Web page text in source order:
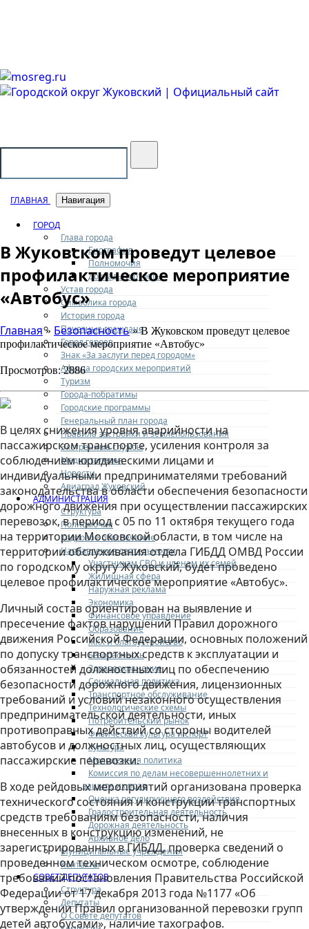
ГЛАВНАЯ Навигация
ГОРОД
Глава города
Биография
Полномочия
Доклады и отчеты
Устав города
Символика города
История города
Почетные граждане
Город героев
Знак «За заслуги перед городом»
Афиша городских мероприятий
Туризм
Города-побратимы
Городские программы
Генеральный план города
Правила застройки и землепользования
Экстренные службы
Медиа галерея
Новости
Авиаград Жуковский
АДМИНИСТРАЦИЯ
Структура
Полномочия
Кадровое обеспечение
Направления деятельности
Участникам СВО и членам их семей
Жилищная сфера
Наружная реклама
Экономика
Финансовое управление
Образование
ЖКХ и благоустройство
Безопасность
Здравоохранение
Социальная политика
Транспортное обслуживание
Технологические схемы
Потребительский рынок
Физическая культура и спорт
Культура
Молодежная политика
Комиссия по делам несовершеннолетних и
защите их прав
Оценка регулирующего воздействия
Градостроительная деятельность
Дорожная деятельность
Архивное дело
Муниципальные учреждения
Контакты
СОВЕТ ДЕПУТАТОВ
Структура
Депутаты
О Совете депутатов
В Жуковском проведут целевое
профилактическое мероприятие
«Автобус»
Главная» Безопасность» В Жуковском проведут целевое
профилактическое мероприятие «Автобус»
Просмотров: 2886
В целях снижения уровня аварийности на
пассажирском транспорте, усиления контроля за
соблюдением юридическими лицами и
индивидуальными предпринимателями требований
законодательства в области обеспечения безопасности
дорожного движения при осуществлении пассажирских
перевозок, в период с 05 по 11 октября текущего года
на территории Московской области, в том числе на
территории обслуживания отдела ГИБДД ОМВД России
по городскому округу Жуковский, будет проведено
целевое профилактическое мероприятие «Автобус».
Личный состав ориентирован на выявление и
пресечение фактов нарушений Правил дорожного
движения Российской Федерации, основных положений
по допуску транспортных средств к эксплуатации и
обязанностей должностных лиц по обеспечению
безопасности дорожного движения, лицензионных
требований и условий незаконного осуществления
предпринимательской деятельности, иных
противоправных действий со стороны водителей
автобусов и должностных лиц, осуществляющих
пассажирские перевозки.
В ходе рейдовых мероприятий организована проверка
технического состояния и конструкции транспортных
средств требованиям безопасности, наличия
внесенных в конструкцию изменений, не
зарегистрированных в ГИБДД, проверка сведений о
проведенном техническом осмотре, соблюдение
требований постановления Правительства Российской
Федерации от 17 декабря 2013 года №1177 «Об
утверждении Правил организованной перевозки групп
детей автобусами», наличие тахографов.